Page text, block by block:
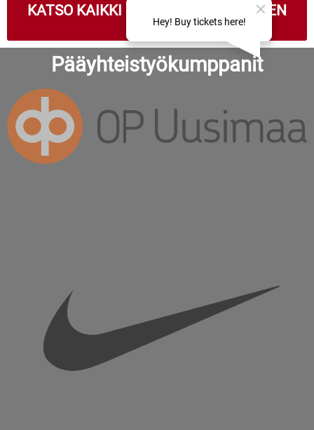
KATSO KAIKKI EDUSTUSJOUKKUEIDEN
UUTISET
Pääyhteistyökumppanit